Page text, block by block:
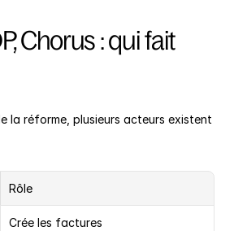
Chorus : qui fait
la réforme, plusieurs acteurs existent
Rôle
Crée les factures